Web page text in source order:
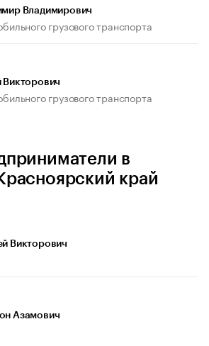
Владимирович
грузового транспорта
Викторович
грузового транспорта
в
край
Викторович
Азамович